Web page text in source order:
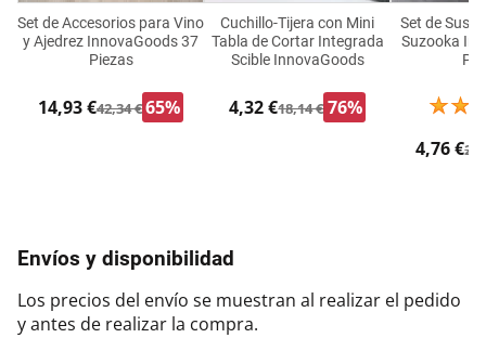
Set de Accesorios para Vino
y Ajedrez InnovaGoods 37
Piezas
14,93 €42,34 €65%
Cuchillo-Tijera con Mini
Tabla de Cortar Integrada
Scible InnovaGoods
4,32 €18,14 € 76%
Set de
Suzooka
4,76 €
Envíos y disponibilidad
Los precios del envío se muestran al realizar el pedido
y antes de realizar la compra.